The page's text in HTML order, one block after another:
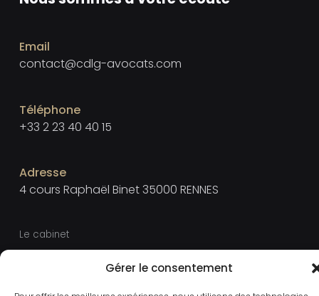
Gérer le consentement
Email
contact@cdlg-avocats.com
Téléphone
+33 2 23 40 40 15
Adresse
4 cours Raphaël Binet 35000 RENNES
Le cabinet